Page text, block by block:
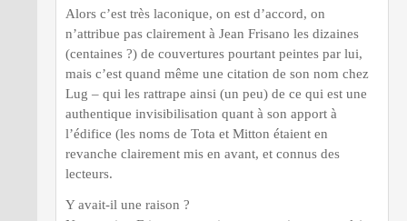
Alors c’est très laconique, on est d’accord, on
n’attribue pas clairement à Jean Frisano les dizaines
(centaines ?) de couvertures pourtant peintes par lui,
mais c’est quand même une citation de son nom chez
Lug – qui les rattrape ainsi (un peu) de ce qui est une
authentique invisibilisation quant à son apport à
l’édifice (les noms de Tota et Mitton étaient en
revanche clairement mis en avant, et connus des
lecteurs.
Y avait-il une raison ?